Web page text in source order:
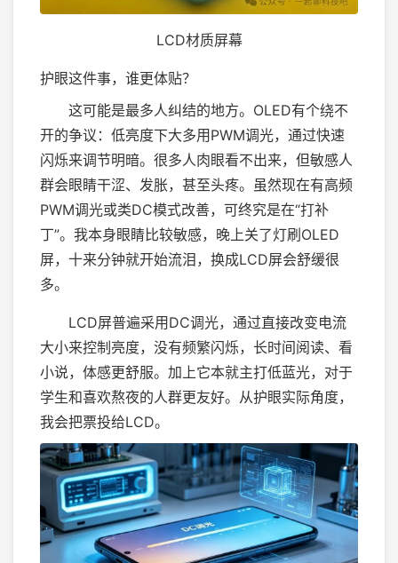
LCD材质屏幕
护眼这件事，谁更体贴？
这可能是最多人纠结的地方。OLED有个绕不
开的争议：低亮度下大多用PWM调光，通过快速
闪烁来调节明暗。很多人肉眼看不出来，但敏感人
群会眼睛干涩、发胀，甚至头疼。虽然现在有高频
PWM调光或类DC模式改善，可终究是在“打补
丁”。我本身眼睛比较敏感，晚上关了灯刷OLED
屏，十来分钟就开始流泪，换成LCD屏会舒缓很
多。
LCD屏普遍采用DC调光，通过直接改变电流
大小来控制亮度，没有频繁闪烁，长时间阅读、看
小说，体感更舒服。加上它本就主打低蓝光，对于
学生和喜欢熬夜的人群更友好。从护眼实际角度，
我会把票投给LCD。